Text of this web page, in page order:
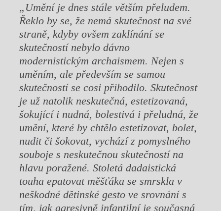
„Umění je dnes stále větším přeludem.
Řeklo by se, že nemá skutečnost na své
straně, kdyby ovšem zaklínání se
skutečností nebylo dávno
modernistickým archaismem. Nejen s
uměním, ale především se samou
skutečností se cosi přihodilo. Skutečnost
je už natolik neskutečná, estetizovaná,
šokující i nudná, bolestivá i přeludná, že
umění, které by chtělo estetizovat, bolet,
nudit či šokovat, vychází z pomyslného
souboje s neskutečnou skutečností na
hlavu poražené. Stoletá dadaistická
touha epatovat měšťáka se smrskla v
neškodné dětinské gesto ve srovnání s
tím, jak agresivně infantilní je současná